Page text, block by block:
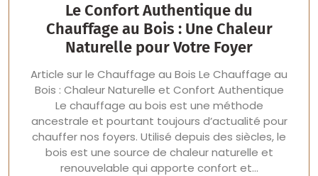
Le Confort Authentique du
Chauffage au Bois : Une Chaleur
Naturelle pour Votre Foyer
Article sur le Chauffage au Bois Le Chauffage au
Bois : Chaleur Naturelle et Confort Authentique
Le chauffage au bois est une méthode
ancestrale et pourtant toujours d’actualité pour
chauffer nos foyers. Utilisé depuis des siècles, le
bois est une source de chaleur naturelle et
renouvelable qui apporte confort et…